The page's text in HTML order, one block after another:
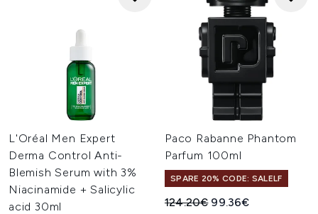
L'Oréal Men Expert
Derma Control Anti-
Blemish Serum with 3%
Niacinamide + Salicylic
acid 30ml
Paco Rabanne Phantom
Parfum 100ml
SPARE 20% CODE: SALELF
Unverbindliche
124.20€ Aktueller Preis:
99.36€